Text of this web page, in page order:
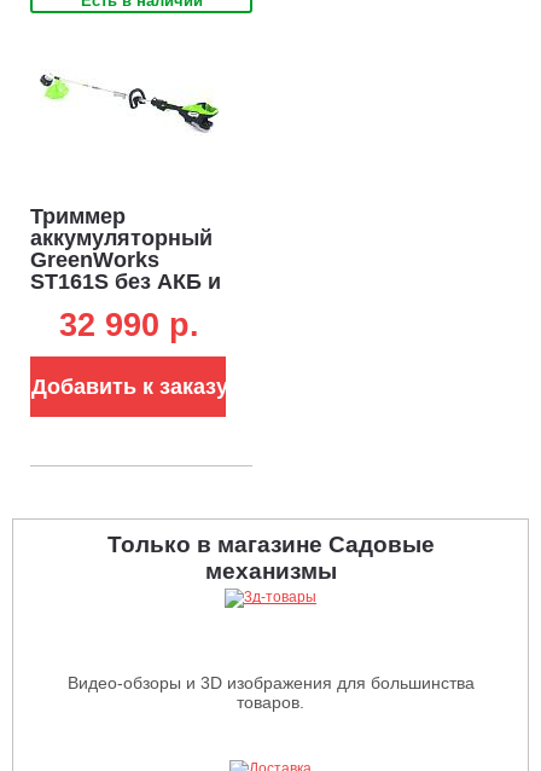
Триммер
аккумуляторный
GreenWorks
ST161S без АКБ и
1.6 кВт, леска 2.4
мм, D-рукоятка,
5.7 кг)
32 990 p.
Добавить к заказу
Только в магазине Садовые
механизмы
Видео-обзоры и 3D изображения для большинства
товаров.